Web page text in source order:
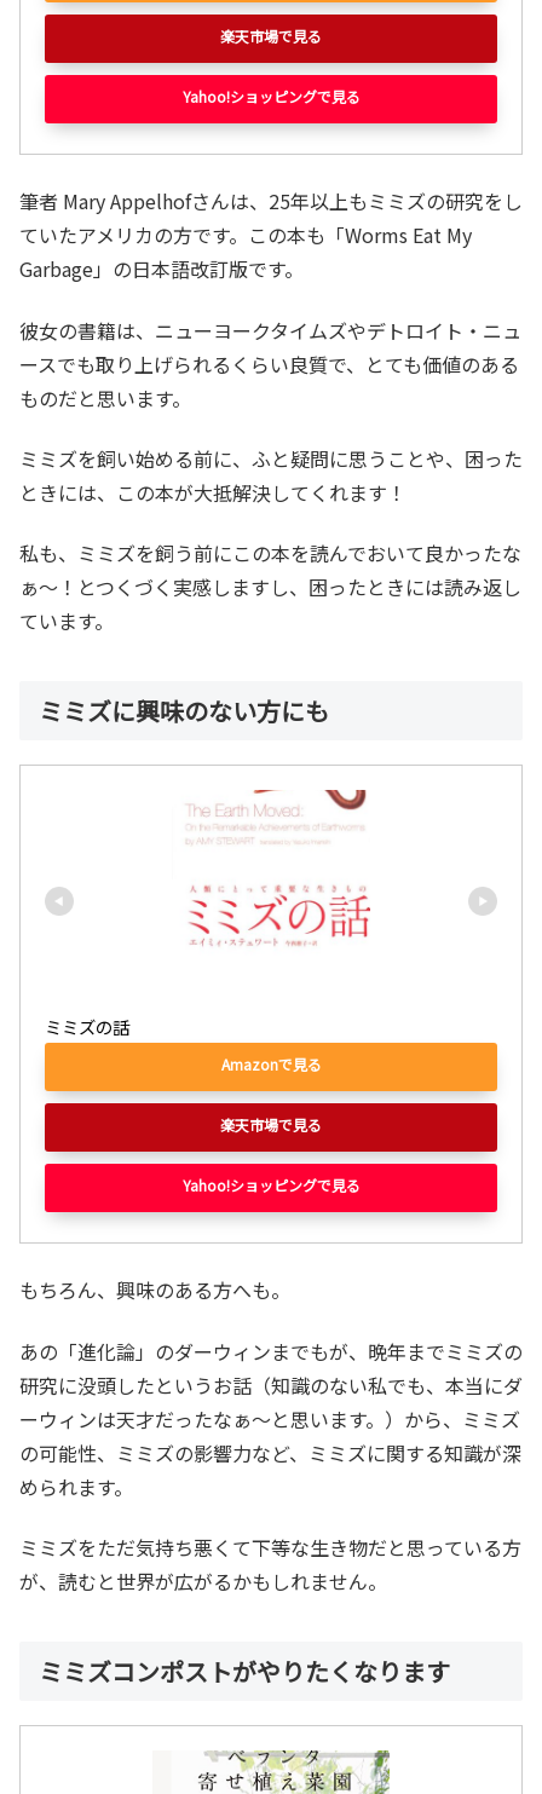
楽天市場で見る
Yahoo!ショッピングで見る
筆者 Mary Appelhofさんは、25年以上もミミズの研究をし
ていたアメリカの方です。この本も「Worms Eat My
Garbage」の日本語改訂版です。
彼女の書籍は、ニューヨークタイムズやデトロイト・ニュ
ースでも取り上げられるくらい良質で、とても価値のある
ものだと思います。
ミミズを飼い始める前に、ふと疑問に思うことや、困った
ときには、この本が大抵解決してくれます！
私も、ミミズを飼う前にこの本を読んでおいて良かったな
ぁ～！とつくづく実感しますし、困ったときには読み返し
ています。
ミミズに興味のない方にも
ミミズの話
Amazonで見る
楽天市場で見る
Yahoo!ショッピングで見る
もちろん、興味のある方へも。
あの「進化論」のダーウィンまでもが、晩年までミミズの
研究に没頭したというお話（知識のない私でも、本当にダ
ーウィンは天才だったなぁ～と思います。）から、ミミズ
の可能性、ミミズの影響力など、ミミズに関する知識が深
められます。
ミミズをただ気持ち悪くて下等な生き物だと思っている方
が、読むと世界が広がるかもしれません。
ミミズコンポストがやりたくなります